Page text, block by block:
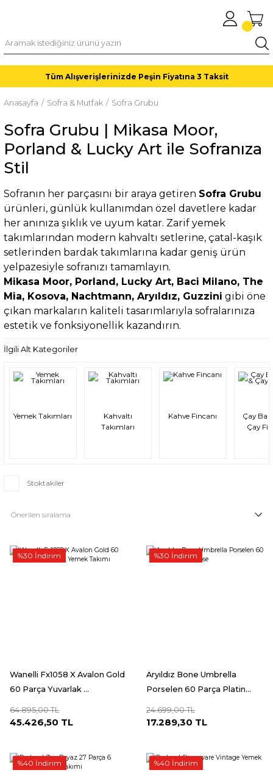
Tüm Alışverişlerinizde Peşin Fiyatına 3 Taksit
Anasayfa Sofra & Mutfak Sofra Grubu
Sofra Grubu | Mikasa Moor,
Porland & Lucky Art ile Sofranıza
Stil
Sofranın her parçasını bir araya getiren Sofra Grubu
ürünleri, günlük kullanımdan özel davetlere kadar
her anınıza şıklık ve uyum katar. Zarif yemek
takımlarından modern kahvaltı setlerine, çatal-kaşık
setlerinden bardak takımlarına kadar geniş ürün
yelpazesiyle sofranızı tamamlayın.
Mikasa Moor, Porland, Lucky Art, Baci Milano, The
Mia, Kosova, Nachtmann, Aryıldız, Guzzini gibi öne
çıkan markaların kaliteli tasarımlarıyla sofralarınıza
estetik ve fonksiyonellik kazandırın.
İlgili Alt Kategoriler
Yemek Takımları
Kahvaltı
Takımları
Kahve Fincanı
Çay
Çay
Stoktakiler
%30 İndirim
Wanelli Fx1058 X Avalon Gold
60 Parça Yuvarlak ...
64.895,00 TL
45.426,50 TL
%30 İndirim
Aryıldız Bone Umbrella
Porselen 60 Parça Platin...
24.699,00 TL
17.289,30 TL
%40 İndirim %40 İndirim